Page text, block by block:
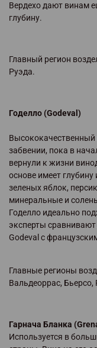
Вердехо дают винам
глубину.
Главный регион
Руэда.
Годелло (Godeval)
Высококачественный
забвении, пока в
вернули к жизни
основе имеет
зеленых яблок,
минеральные и
Годелло идеально
эксперты
Godeval с
Главные регионы
Вальдеоррас,
Гарнача Бланка
Используется в